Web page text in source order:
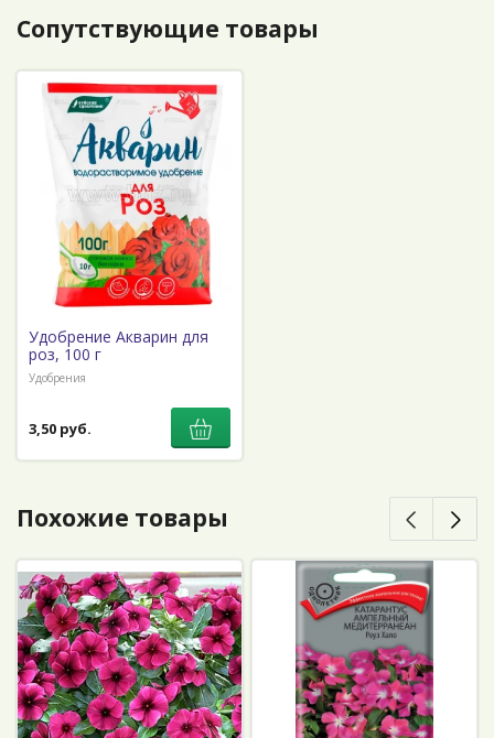
Сопутствующие товары
Удобрение Акварин для
роз, 100 г
Удобрения
3,50 руб.
Похожие товары